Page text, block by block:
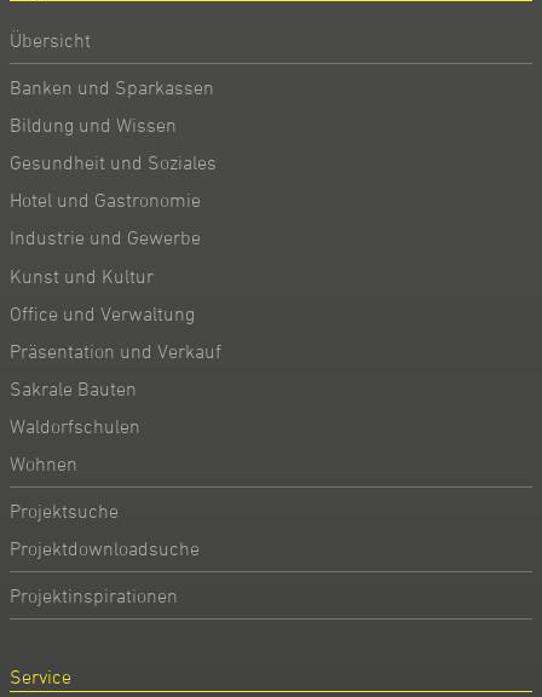
Übersicht
Banken und Sparkassen
Bildung und Wissen
Gesundheit und Soziales
Hotel und Gastronomie
Industrie und Gewerbe
Kunst und Kultur
Office und Verwaltung
Präsentation und Verkauf
Sakrale Bauten
Waldorfschulen
Wohnen
Projektsuche
Projektdownloadsuche
Projektinspirationen
Service